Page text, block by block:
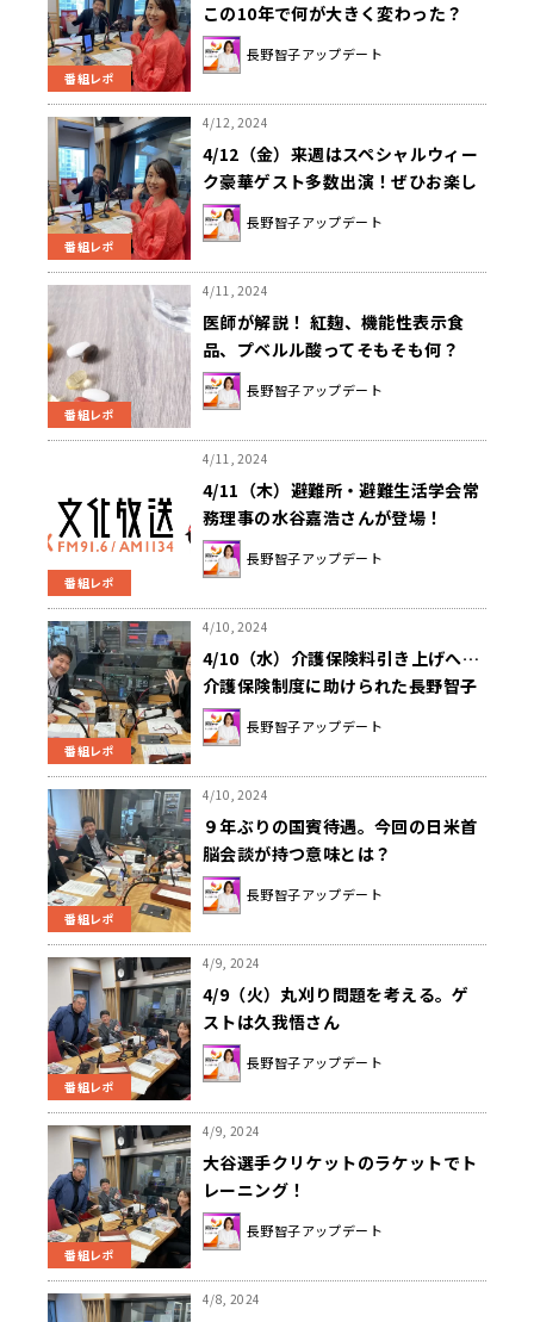
番組レポ
この10年で何が大きく変わった？
長野智子アップデート
番組レポ
4/12, 2024
4/12（金）来週はスペシャルウィー
ク豪華ゲスト多数出演！ぜひお楽し
みに！！！
長野智子アップデート
番組レポ
4/11, 2024
医師が解説！ 紅麹、機能性表示食
品、プベルル酸ってそもそも何？
長野智子アップデート
番組レポ
4/11, 2024
4/11（木）避難所・避難生活学会常
務理事の水谷嘉浩さんが登場！
長野智子アップデート
番組レポ
4/10, 2024
4/10（水）介護保険料引き上げへ…
介護保険制度に助けられた長野智子
さんがその経験を語る…
長野智子アップデート
番組レポ
4/10, 2024
９年ぶりの国賓待遇。今回の日米首
脳会談が持つ意味とは？
長野智子アップデート
番組レポ
4/9, 2024
4/9（火）丸刈り問題を考える。ゲ
ストは久我悟さん
長野智子アップデート
番組レポ
4/9, 2024
大谷選手クリケットのラケットでト
レーニング！
長野智子アップデート
4/8, 2024